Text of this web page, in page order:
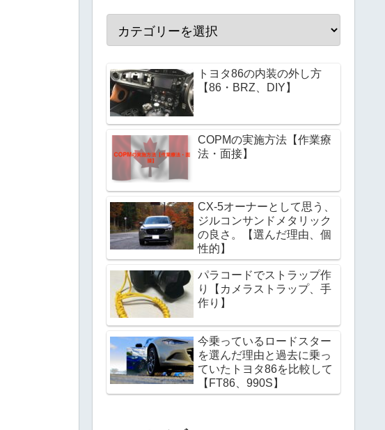
トヨタ86の内装の外し方
【86・BRZ、DIY】
COPMの実施方法【作業療
法・面接】
CX-5オーナーとして思う、
ジルコンサンドメタリック
の良さ。【選んだ理由、個
性的】
パラコードでストラップ作
り【カメラストラップ、手
作り】
今乗っているロードスター
を選んだ理由と過去に乗っ
ていたトヨタ86を比較して
【FT86、990S】